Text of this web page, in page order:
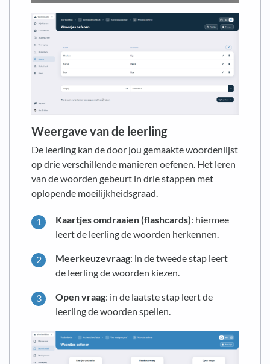
Weergave van de leerling
De leerling kan de door jou gemaakte woordenlijst
op drie verschillende manieren oefenen. Het leren
van de woorden gebeurt in drie stappen met
oplopende moeilijkheidsgraad.
Kaartjes omdraaien (flashcards): hiermee
leert de leerling de woorden herkennen.
Meerkeuzevraag: in de tweede stap leert
de leerling de woorden kiezen.
Open vraag: in de laatste stap leert de
leerling de woorden spellen.